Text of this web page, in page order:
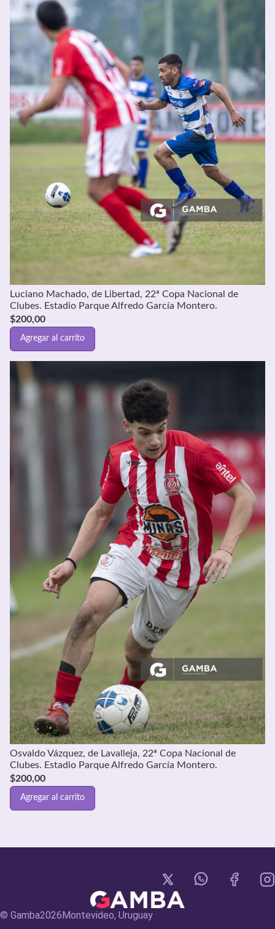
Luciano Machado, de Libertad, 22ª Copa Nacional de
Clubes. Estadio Parque Alfredo García Montero.
$200,00
Agregar al carrito
Osvaldo Vázquez, de Lavalleja, 22ª Copa Nacional de
Clubes. Estadio Parque Alfredo García Montero.
$200,00
Agregar al carrito
© Gamba2026Montevideo, Uruguay